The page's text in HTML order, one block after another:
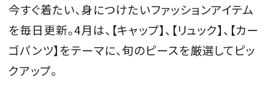
FORTUNE
SDGs
今すぐ着たい、身につけたいファッションアイテム
を毎日更新。4月は、【キャップ】、【リュック】、【カー
ゴパンツ】をテーマに、旬のピースを厳選してピッ
クアップ。